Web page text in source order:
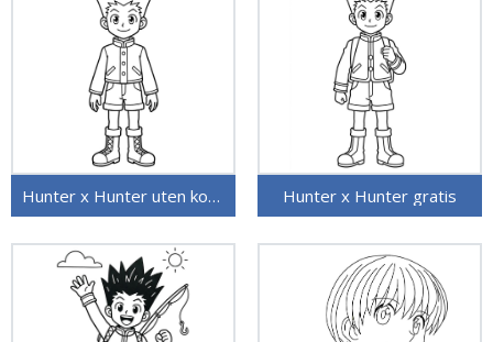
Hunter x Hunter uten kostnad Hunter x Hunter gratis